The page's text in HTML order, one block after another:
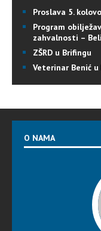
Proslava 5.
Program
zahvalnosti –
ZŠRD u Brifingu
Veterinar Benić
O NAMA